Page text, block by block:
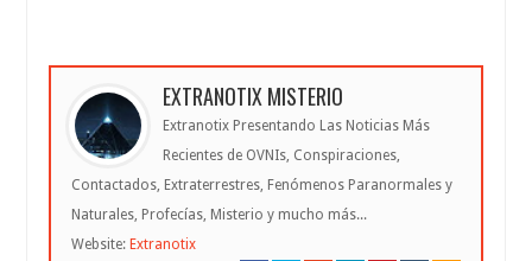
EXTRANOTIX MISTERIO
Extranotix Presentando Las Noticias Más
Recientes de OVNIs, Conspiraciones,
Contactados, Extraterrestres, Fenómenos Paranormales y
Naturales, Profecías, Misterio y mucho más...
Website: Extranotix